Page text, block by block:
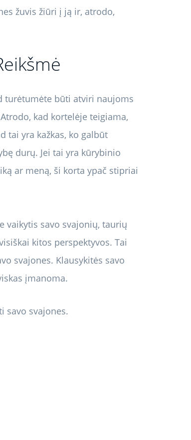
žuvis žiūri į ją ir, atrodo,
turėtumėte būti atviri naujoms
kad kortelėje teigiama,
tai yra kažkas, ko galbūt
durų. Jei tai yra kūrybinio
ar meną, ši korta ypač stipriai
vaikytis savo svajonių, taurių
kitos perspektyvos. Tai
svajones. Klausykitės savo
įmanoma.
savo svajones.